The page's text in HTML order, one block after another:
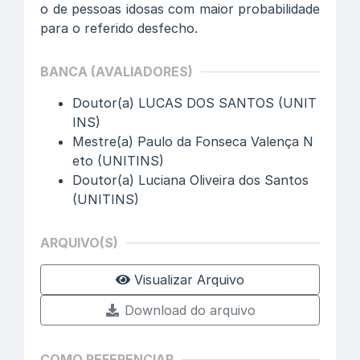
o de pessoas idosas com maior probabilidade
para o referido desfecho.
BANCA (AVALIADORES)
Doutor(a) LUCAS DOS SANTOS (UNIT
INS)
Mestre(a) Paulo da Fonseca Valença N
eto (UNITINS)
Doutor(a) Luciana Oliveira dos Santos
(UNITINS)
ARQUIVO(S)
Visualizar Arquivo
Download do arquivo